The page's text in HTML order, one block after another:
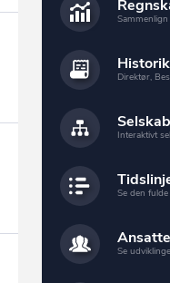
Historik
Direktør,
Interaktivt
Se den
Se